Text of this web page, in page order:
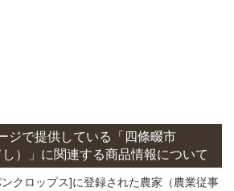
ジで提供している
「四條畷市
）」 に関連する商品情報について
クロップス]に登録された農家（農業従事